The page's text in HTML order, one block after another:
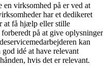
en virksomhed på er ved at
har et dedikeret
at få hjælp eller stille
på at give oplysninger
kan
idé at have relevant
hvis det er relevant.